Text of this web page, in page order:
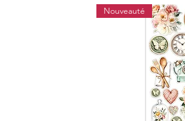
Nouveauté